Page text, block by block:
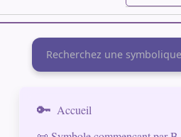
Rechercher
Accueil